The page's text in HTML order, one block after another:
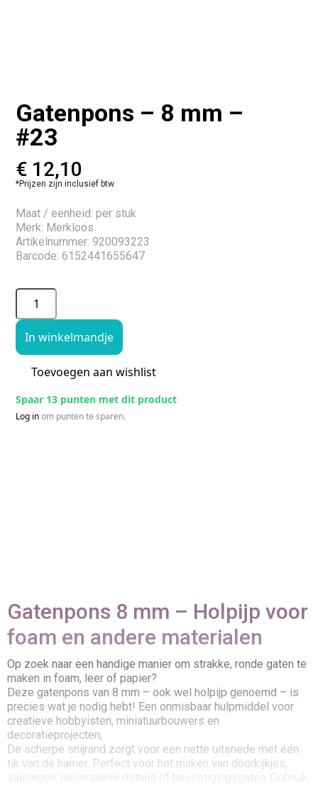
Gatenpons – 8 mm –
#23
€ 12,10
*Prijzen zijn inclusief btw
Maat / eenheid: per stuk
Merk: Merkloos
Artikelnummer: 920093223
Barcode: 6152441655647
In winkelmandje
Toevoegen aan wishlist
Spaar 13 punten met dit product
Log inom punten te sparen.
Gatenpons 8 mm – Holpijp voor
foam en andere materialen
Op zoek naar een handige manier om strakke, ronde gaten te
maken in foam, leer of papier?
Deze gatenpons van 8 mm – ook wel holpijp genoemd – is
precies wat je nodig hebt! Een onmisbaar hulpmiddel voor
creatieve hobbyisten, miniatuurbouwers en
decoratieprojecten,
De scherpe snijrand zorgt voor een nette uitsnede met één
tik van de hamer, Perfect voor het maken van doorkijkjes,
sluitingen, decoratieve details of bevestigingsgaten, Gebruik